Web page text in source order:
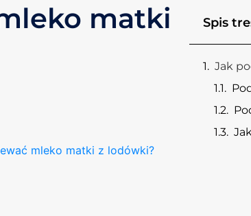
matki
mleko matki z lodówki?
Spis
Jak